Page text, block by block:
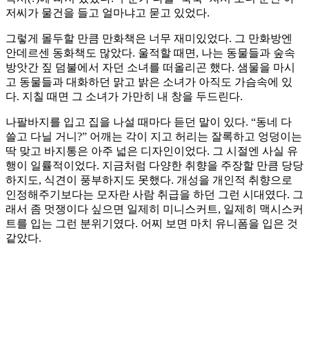
저씨가 물건을 들고 얼마냐고 묻고 있었다.
그렇게 몰두할 만큼 만화책은 너무 재미있었다. 그 만화방엔
안데르센 동화책도 많았다. 울적할 때면, 나는 동물들과 숲속
방앗간 짚 덤불에서 자던 소녀를 떠올리곤 했다. 샘물을 마시
고 동물들과 대화하던 맑고 밝은 소녀가 아직도 가슴속에 있
다. 지칠 때면 그 소녀가 가만히 내 창을 두드린다.
나팔바지를 입고 집을 나설 때마다 듣던 말이 있다. “동네 다
쓸고 다닐 거니?” 어깨는 각이 지고 허리는 잘록하고 엉덩이는
딱 맞고 바지통은 아주 넓은 디자인이었다. 그 시절엔 사실 유
행이 일률적이었다. 지금처럼 다양한 취향을 주장할 만큼 당당
하지도, 식견이 풍부하지도 못했다. 개성을 개인적 취향으로
인정해주기보다는 모자란 사람 취급을 하던 그런 시대였다. 그
래서 좀 멋쟁이다 싶으면 일제히 미니스커트, 일제히 맥시스커
트를 입는 그런 분위기였다. 어찌 보면 마치 유니폼을 입은 것
같았다.